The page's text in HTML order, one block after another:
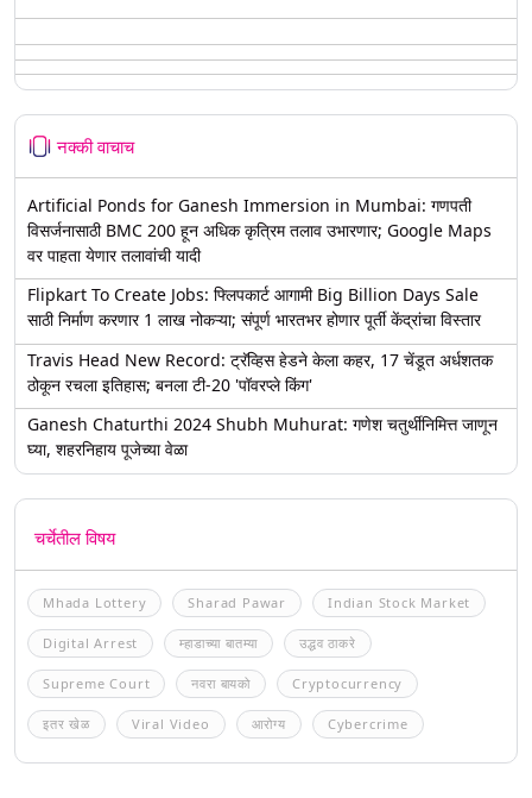
नक्की वाचाच
Artificial Ponds for Ganesh Immersion in Mumbai: गणपती
विसर्जनासाठी BMC 200 हून अधिक कृत्रिम तलाव उभारणार; Google Maps
वर पाहता येणार तलावांची यादी
Flipkart To Create Jobs: फ्लिपकार्ट आगामी Big Billion Days Sale
साठी निर्माण करणार 1 लाख नोकऱ्या; संपूर्ण भारतभर होणार पूर्ती केंद्रांचा विस्तार
Travis Head New Record: ट्रॅव्हिस हेडने केला कहर, 17 चेंडूत अर्धशतक
ठोकून रचला इतिहास; बनला टी-20 'पॉवरप्ले किंग'
Ganesh Chaturthi 2024 Shubh Muhurat: गणेश चतुर्थीनिमित्त जाणून
घ्या, शहरनिहाय पूजेच्या वेळा
चर्चेतील विषय
Mhada Lottery Sharad Pawar Indian Stock Market
Digital Arrest म्हाडाच्या बातम्या उद्धव ठाकरे
Supreme Court नवरा बायको Cryptocurrency
इतर खेळ Viral Video आरोग्य Cybercrime